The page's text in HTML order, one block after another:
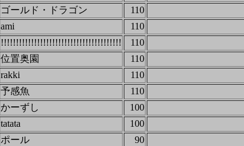
ゴールド・ドラゴン 110
ami 110
!!!!!!!!!!!!!!!!!!!!!!!!!!!!!!!!!!!!!!!! 110
位置奥園 110
rakki 110
予感魚 110
かーずし 100
tatata 100
ポール 90